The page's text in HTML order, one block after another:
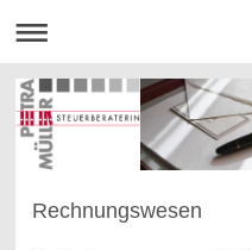
Rechnungswesen